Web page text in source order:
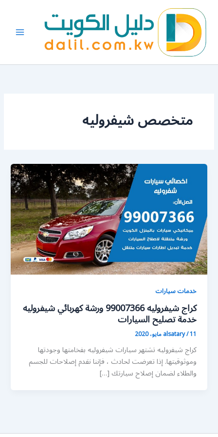
المحتوى
متخصص شيفروليه
خدمات سيارات
كراج شيفروليه 99007366 ورشة كهربائي شيفروليه
خدمة تصليح السيارات
alsatary/11 مايو، 2020
كراج شيفروليه تشتهر سيارات شيفروليه بفخامتها وجودتها
وموثوقيتها. إذا تعرضت لحادث ، فإننا نقدم إصلاحات للجسم
والطلاء لضمان إصلاح سيارتك […]